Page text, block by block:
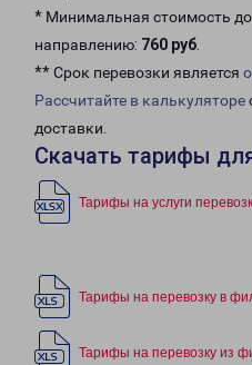
* Минимальная стоимость
направлению: 760 руб.
** Срок перевозки является
Рассчитайте в калькуляторе
доставки.
Скачать тарифы
Тарифы на услуги
Тарифы на перевозку в
Тарифы на перевозку из